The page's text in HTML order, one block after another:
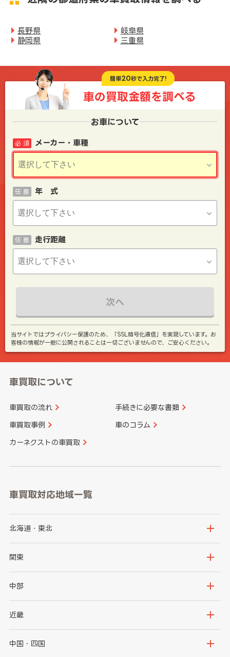
長野県
岐阜県
静岡県
三重県
簡単20秒で入力完了!
車の買取金額を調べる
お車について
メーカー・車種
必 須
年 式
任 意
走行距離
任 意
次へ
当サイトではプライバシー保護のため、「SSL暗号化通信」を実現しています。お
客様の情報が一般に公開されることは一切ございませんので、ご安心ください。
車買取について
車買取の流れ 手続きに必要な書類
車買取事例 車のコラム
カーネクストの車買取
車買取対応地域一覧
北海道・東北
北海道
岩手県
秋田県
関東
茨城県
群馬県
千葉県
中部
新潟県
石川県
近畿
大阪府
中国・四国